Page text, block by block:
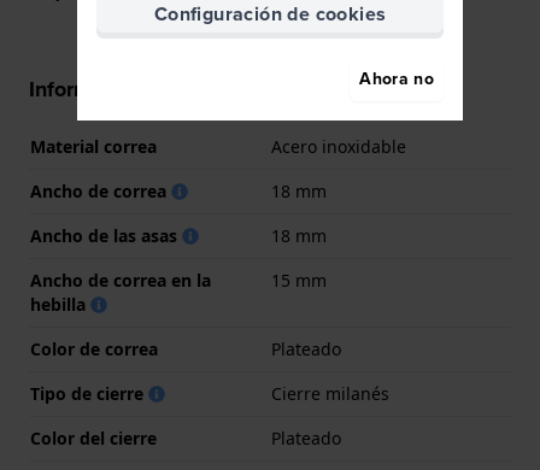
Información Correa
Material correa
Acero inoxidable
Ancho de correa
18 mm
Ancho de las asas
18 mm
Ancho de correa en la
hebilla
15 mm
Color de correa
Plateado
Tipo de cierre
Cierre milanés
Color del cierre
Plateado
Configuración de cookies
Ahora no